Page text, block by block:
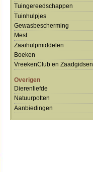
Tuingereedschappen
Tuinhulpjes
Gewasbescherming
Mest
Zaaihulpmiddelen
Boeken
VreekenClub en Zaadgidsen
Overigen
Dierenliefde
Natuurpotten
Aanbiedingen